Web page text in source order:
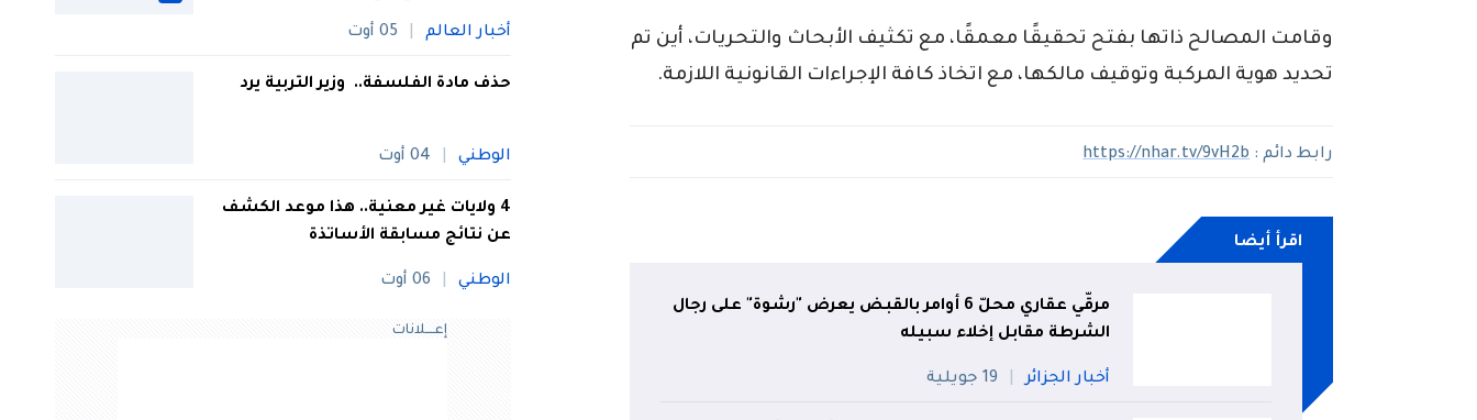
وقامت المصالح ذاتها بفتح تحقيقًا معمقًا، مع تكثيف الأبحاث والتحريات، أين تم
تحديد هوية المركبة وتوقيف مالكها، مع اتخاذ كافة الإجراءات القانونية اللازمة.
رابط دائم :https://nhar.tv/9vH2b
اقرأ أيضا
مرقّي عقاري محلّ 6 أوامر بالقبض يعرض "رشوة" على رجال
الشرطة مقابل إخلاء سبيله
أخبار الجزائر 19 جويلية
أخبار العالم 05 أوت
حذف مادة الفلسفة.. وزير التربية يرد
الوطني 04 أوت
4 ولايات غير معنية.. هذا موعد الكشف
عن نتائج مسابقة الأساتذة
الوطني 06 أوت
إعــــلانات